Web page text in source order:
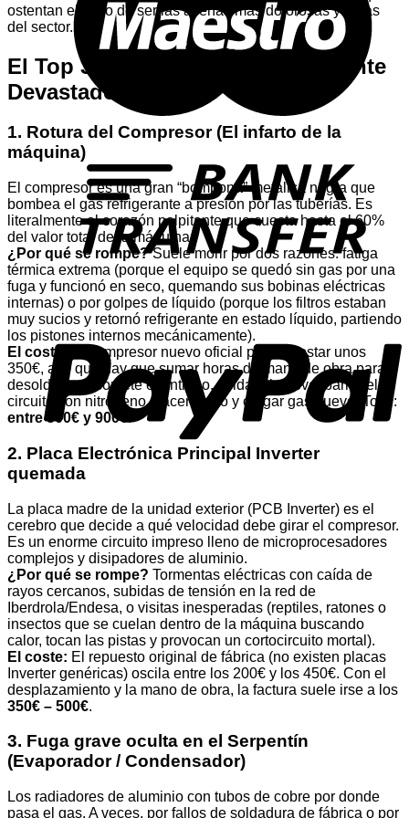
ostentan el título de ser las averías más dolorosas y caras
del sector.
El Top 3 de Averías Financieramente
Devastadoras
1. Rotura del Compresor (El infarto de la
máquina)
El compresor es una gran “bombona” metálica negra que
bombea el gas refrigerante a presión por las tuberías. Es
literalmente el corazón palpitante que cuesta hasta el 60%
del valor total de la máquina.
¿Por qué se rompe?Suele morir por dos razones: fatiga
térmica extrema (porque el equipo se quedó sin gas por una
fuga y funcionó en seco, quemando sus bobinas eléctricas
internas) o por golpes de líquido (porque los filtros estaban
muy sucios y retornó refrigerante en estado líquido, partiendo
los pistones internos mecánicamente).
El coste:
El compresor nuevo oficial puede costar unos
350€, a lo que hay que sumar horas de mano de obra para
desoldar con soplete el antiguo, soldar el nuevo, barrer el
circuito con nitrógeno, hacer vacío y cargar gas nuevo. Total:
entre 500€ y 900€
2. Placa Electrónica Principal Inverter
quemada
La placa madre de la unidad exterior (PCB Inverter) es el
cerebro que decide a qué velocidad debe girar el compresor.
Es un enorme circuito impreso lleno de microprocesadores
complejos y disipadores de aluminio.
¿Por qué se rompe? Tormentas eléctricas con caída de
rayos cercanos, subidas de tensión en la red de
Iberdrola/Endesa, o visitas inesperadas (reptiles, ratones o
insectos que se cuelan dentro de la máquina buscando
calor, tocan las pistas y provocan un cortocircuito mortal).
El coste: El repuesto original de fábrica (no existen placas
Inverter genéricas) oscila entre los 200€ y los 450€. Con el
desplazamiento y la mano de obra, la factura suele irse a los
350€ – 500€.
3. Fuga grave oculta en el Serpentín
(Evaporador / Condensador)
Los radiadores de aluminio con tubos de cobre por donde
pasa el gas. A veces, por fallos de soldadura de fábrica o por